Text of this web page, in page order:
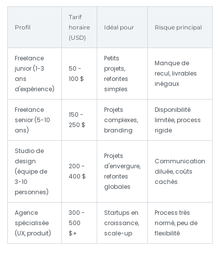
Profil
Tarif
horaire
(USD)
Idéal pour Risque principal
Freelance
junior (1-3
ans
d'expérience)
50 -
100 $
Petits
projets,
refontes
simples
Manque de
recul, livrables
inégaux
Freelance
senior (5-10
ans)
150 -
250 $
Projets
complexes,
branding
Disponibilité
limitée, process
rigide
Studio de
design
(équipe de
3-10
personnes)
200 -
400 $
Projets
d'envergure,
refontes
globales
Communication
diluée, coûts
cachés
Agence
spécialisée
(UX, produit)
300 -
500
$+
Startups en
croissance,
scale-up
Process très
normé, peu de
flexibilité